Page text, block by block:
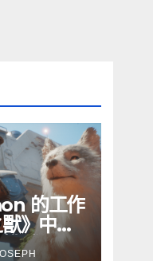
的工作
》中尋
戰